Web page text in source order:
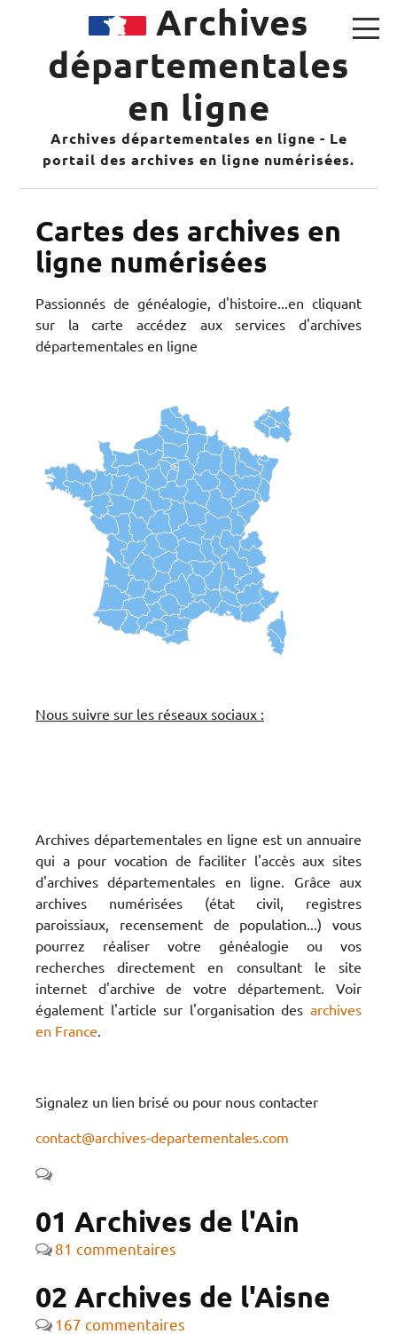
Archives
départementales
en ligne
Archives départementales en ligne - Le
portail des archives en ligne numérisées.
Cartes des archives en
ligne numérisées
Passionnés de généalogie, d'histoire...en cliquant
sur la carte accédez aux services d'archives
départementales en ligne
Nous suivre sur les réseaux sociaux :
Archives départementales en ligne est un annuaire
qui a pour vocation de faciliter l'accès aux sites
d'archives départementales en ligne. Grâce aux
archives numérisées (état civil, registres
paroissiaux, recensement de population...) vous
pourrez réaliser votre généalogie ou vos
recherches directement en consultant le site
internet d'archive de votre département. Voir
également l'article sur l'organisation des archives
en France.
Signalez un lien brisé ou pour nous contacter
contact@archives-departementales.com
01 Archives de l'Ain
81 commentaires
02 Archives de l'Aisne
167 commentaires